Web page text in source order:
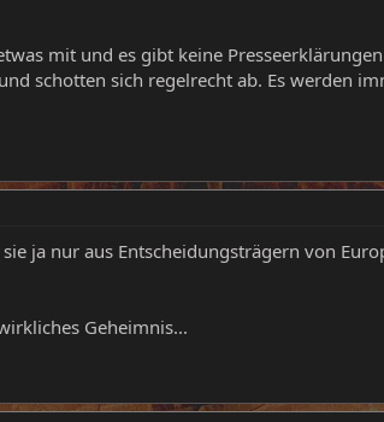
mit und es gibt keine
schotten sich regelrecht ab. Es werden
ja nur aus Entscheidungsträgern von
Geheimnis...